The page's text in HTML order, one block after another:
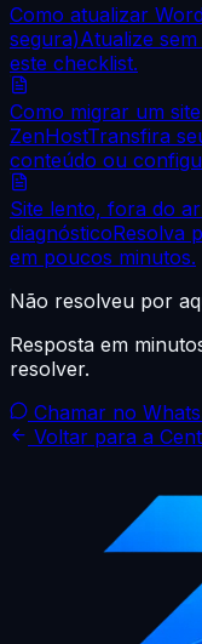
Como atualizar
segura)Atualize
este checklist.
Como migrar um
ZenHostTransfira
conteúdo ou
Site lento, fora do
diagnósticoResolva
em poucos minutos.
Não resolveu por
Resposta em
resolver.
Chamar no
Voltar para a